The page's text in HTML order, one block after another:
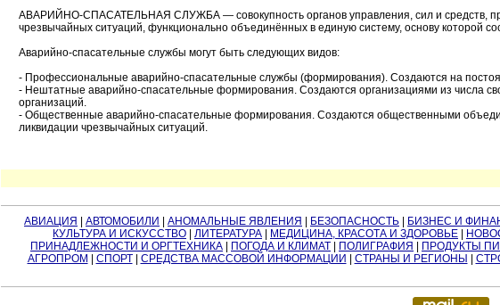
АВАРИЙНО-СПАСАТЕЛЬНАЯ СЛУЖБА — совокупность органов управления, сил и средств,
чрезвычайных ситуаций, функционально объединённых в единую систему, основу которой
Аварийно-спасательные службы могут быть следующих видов:
- Профессиональные аварийно-спасательные службы (формирования). Создаются на
- Нештатные аварийно-спасательные формирования. Создаются организациями из числа
организаций.
- Общественные аварийно-спасательные формирования. Создаются общественными
ликвидации чрезвычайных ситуаций.
АВИАЦИЯ АВТОМОБИЛИ АНОМАЛЬНЫЕ ЯВЛЕНИЯ БЕЗОПАСНОСТЬ БИЗНЕС И
КУЛЬТУРА И ИСКУССТВО
ЛИТЕРАТУРА МЕДИЦИНА, КРАСОТА И ЗДОРОВЬЕ
ПРИНАДЛЕЖНОСТИ И ОРГТЕХНИКА
ПОГОДА И КЛИМАТ ПОЛИГРАФИЯ ПРОДУКТЫ
АГРОПРОМ
СПОРТ| СРЕДСТВА МАССОВОЙ ИНФОРМАЦИИ СТРАНЫ И РЕГИОНЫ